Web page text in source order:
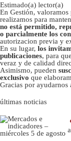
Estimado(a) lector(a)
En Gestión,
realizamos para
no está permitido,
o parcialmente los
autorizacion previa y
En su lugar, los
publicaciones, para
veraz y de calidad
Asimismo, pueden
exclusivo que
Gracias por ayudarnos
últimas noticias